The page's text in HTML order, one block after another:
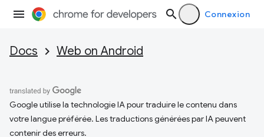
Connexion
Docs Web on Android
Google utilise la technologie IA pour traduire le contenu dans
votre langue préférée. Les traductions générées par IA peuvent
contenir des erreurs.